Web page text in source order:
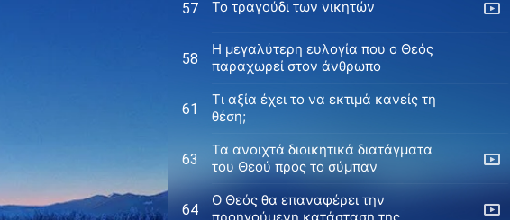
57 Το τραγούδι των νικητών
58
Η μεγαλύτερη ευλογία που ο Θεός
παραχωρεί στον άνθρωπο
61
Τι αξία έχει το να εκτιμά κανείς τη
θέση;
63
Τα ανοιχτά διοικητικά διατάγματα
του Θεού προς το σύμπαν
64
Ο Θεός θα επαναφέρει την